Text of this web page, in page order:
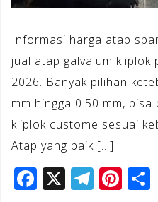
Informasi harga atap
jual atap galvalum
2026. Banyak pilihan
mm hingga 0.50 mm,
kliplok custome sesuai
Atap yang baik […]
F X T Pi